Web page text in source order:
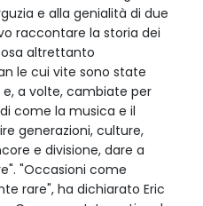
e alla genialità di due
raccontare la storia dei
altrettanto
le cui vite sono state
a volte, cambiate per
come la musica e il
generazioni, culture,
e divisione, dare a
"Occasioni come
rare", ha dichiarato Eric